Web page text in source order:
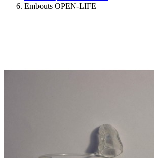
Embouts OPEN-LIFE